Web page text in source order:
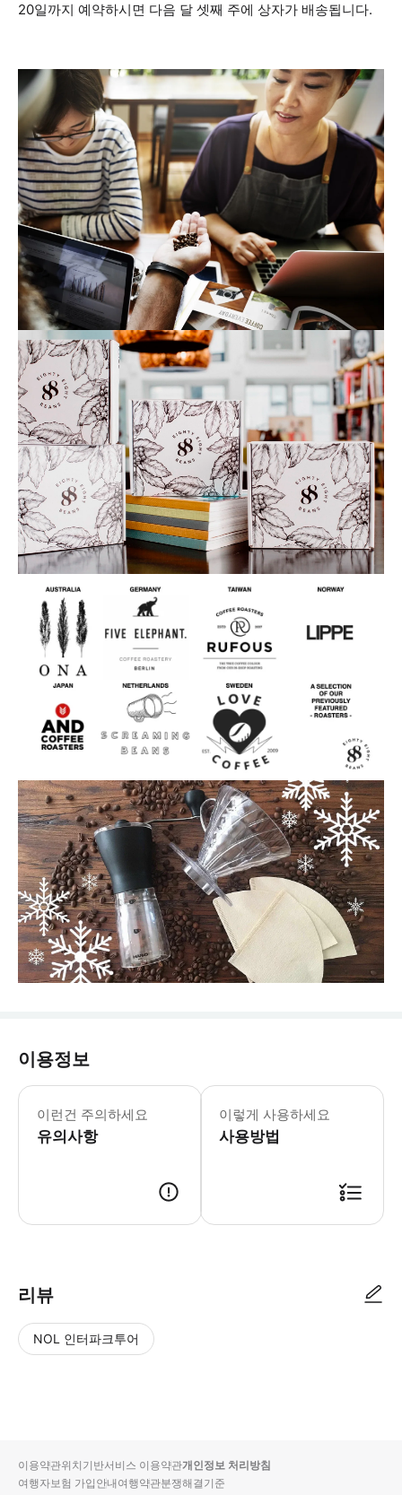
20일까지 예약하시면 다음 달 셋째 주에 상자가 배송됩니다.
이용정보
이런건 주의하세요
유의사항
- 배송 안내: * 매월 20일 이전에 주문
이렇게 사용하세요
사용방법
리뷰
NOL 인터파크투어
입니
다.
순
상
이용약관위치기반서비스 이용약관개인정보 처리방침
여행자보험 가입안내여행약관분쟁해결기준